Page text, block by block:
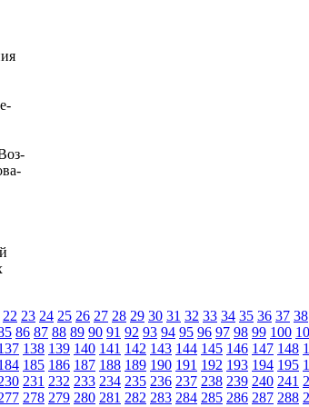
22 23 24 25 26 27 28 29 30 31 32 33 34 35 36 37 38
86 87 88 89 90 91 92 93 94 95 96 97 98 99 100
138 139 140 141 142 143 144 145 146 147 148
185 186 187 188 189 190 191 192 193 194 195
231 232 233 234 235 236 237 238 239 240 241
278 279 280 281 282 283 284 285 286 287 288